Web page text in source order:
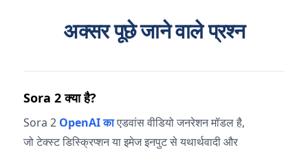
अक्सर पूछे जाने वाले प्रश्न
Sora 2 क्या है?
Sora 2 OpenAI काएडवांस वीडियो जनरेशन मॉडल है,
जो टेक्स्ट डिस्क्रिप्शन या इमेज इनपुट से यथार्थवादी और